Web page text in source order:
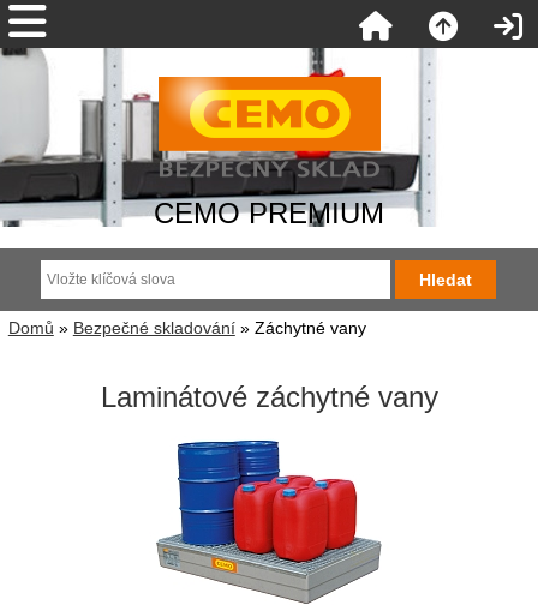
CEMO PREMIUM
Domů » Bezpečné skladování» Záchytné vany
Laminátové záchytné vany